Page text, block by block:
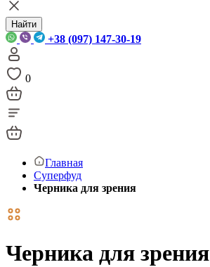
Найти
+38 (097) 147-30-19
0
Главная
Суперфуд
Черника для зрения
Черника для зрения